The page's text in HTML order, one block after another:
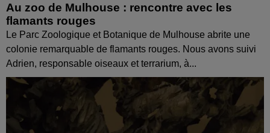
Au zoo de Mulhouse : rencontre avec les
flamants rouges
Le Parc Zoologique et Botanique de Mulhouse abrite une
colonie remarquable de flamants rouges. Nous avons suivi
Adrien, responsable oiseaux et terrarium, à...